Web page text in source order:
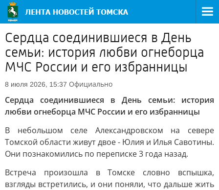
Сердца соединившиеся в День
семьи: история любви огнеборца
МЧС России и его избранницы
8 июля 2026, 15:37 Официально
Сердца соединившиеся в День семьи: история
любви огнеборца МЧС России и его избранницы
В небольшом селе Александровском на севере
Томской области живут двое - Юлия и Илья Савотины.
Они познакомились по переписке 3 года назад.
Встреча произошла в Томске словно вспышка,
взгляды встретились, и они поняли, что дальше жить